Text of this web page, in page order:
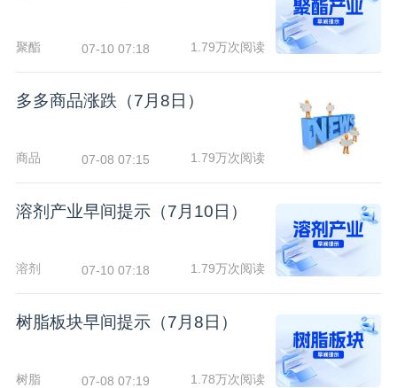
聚酯 07-10 07:18 1.79万次阅读
多多商品涨跌（7月8日）
商品 07-08 07:15 1.79万次阅读
溶剂产业早间提示（7月10日）
溶剂 07-10 07:18 1.79万次阅读
树脂板块早间提示（7月8日）
树脂 07-08 07:19 1.78万次阅读